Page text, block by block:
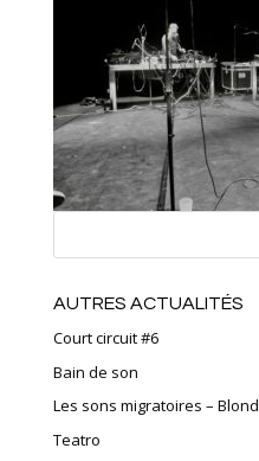
AUTRES ACTUALITÉS
Court circuit #6
Bain de son
Les sons migratoires – Blond
Teatro